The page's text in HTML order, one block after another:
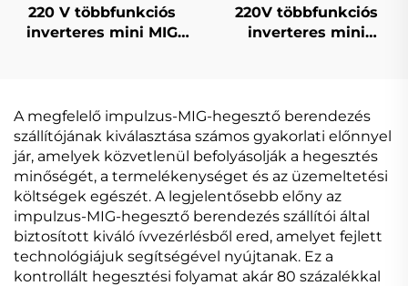
220 V többfunkciós
inverteres mini MIG
220V többfunkciós
inverteres mini
Mig hegesztőgép
A megfelelő impulzus-MIG-hegesztő berendezés
szállítójának kiválasztása számos gyakorlati előnnyel
jár, amelyek közvetlenül befolyásolják a hegesztés
minőségét, a termelékenységet és az üzemeltetési
költségek egészét. A legjelentősebb előny az
impulzus-MIG-hegesztő berendezés szállítói által
biztosított kiváló ívvezérlésből ered, amelyet fejlett
technológiájuk segítségével nyújtanak. Ez a
kontrollált hegesztési folyamat akár 80 százalékkal